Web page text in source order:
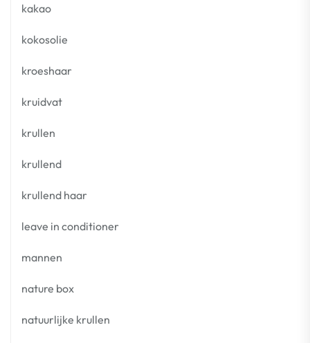
kakao
kokosolie
kroeshaar
kruidvat
krullen
krullend
krullend haar
leave in conditioner
mannen
nature box
natuurlijke krullen